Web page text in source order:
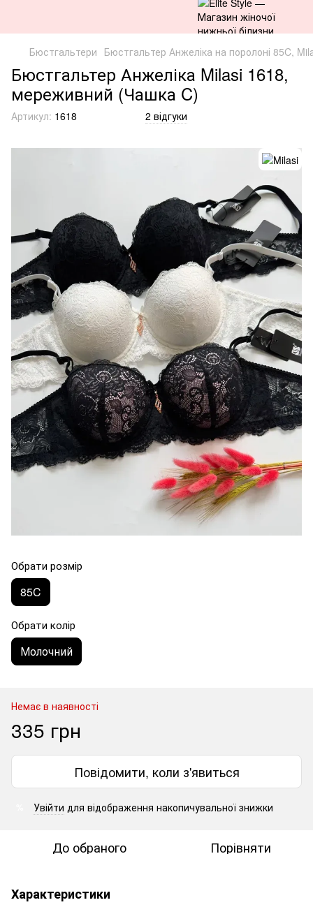
Бюстгальтери Бюстгальтер Анжеліка на поролоні 85C,
Бюстгальтер Анжеліка Milasi 1618,
мереживний (Чашка C)
Артикул: 1618 2 відгуки
Обрати розмір
85C
Обрати колір
Молочний
Немає в наявності
335 грн
Повідомити, коли з'явиться
Увійти для відображення накопичувальної знижки
До обраного Порівняти
Характеристики